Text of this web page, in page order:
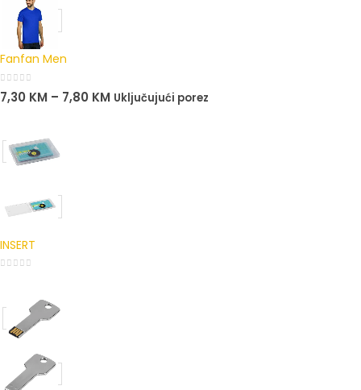
Fanfan Men
0out of 5
7,30 KM – 7,80 KM Uključujući porez
INSERT